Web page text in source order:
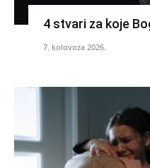
4 stvari za koje
7. kolovoza 2026.